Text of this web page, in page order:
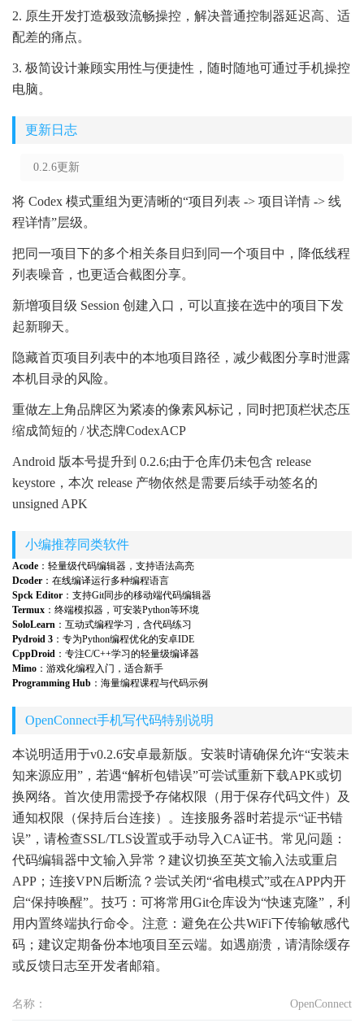
2. 原生开发打造极致流畅操控，解决普通控制器延迟高、适
配差的痛点。
3. 极简设计兼顾实用性与便捷性，随时随地可通过手机操控
电脑。
更新日志
0.2.6更新
将 Codex 模式重组为更清晰的“项目列表 -> 项目详情 -> 线
程详情”层级。
把同一项目下的多个相关条目归到同一个项目中，降低线程
列表噪音，也更适合截图分享。
新增项目级 Session 创建入口，可以直接在选中的项目下发
起新聊天。
隐藏首页项目列表中的本地项目路径，减少截图分享时泄露
本机目录的风险。
重做左上角品牌区为紧凑的像素风标记，同时把顶栏状态压
缩成简短的 / 状态牌CodexACP
Android 版本号提升到 0.2.6;由于仓库仍未包含 release
keystore，本次 release 产物依然是需要后续手动签名的
unsigned APK
小编推荐同类软件
Acode ：轻量级代码编辑器，支持语法高亮
Dcoder ：在线编译运行多种编程语言
Spck Editor ：支持Git同步的移动端代码编辑器
Termux ：终端模拟器，可安装Python等环境
SoloLearn ：互动式编程学习，含代码练习
Pydroid 3 ：专为Python编程优化的安卓IDE
CppDroid ：专注C/C++学习的轻量级编译器
Mimo ：游戏化编程入门，适合新手
Programming Hub ：海量编程课程与代码示例
OpenConnect手机写代码特别说明
本说明适用于v0.2.6安卓最新版。安装时请确保允许“安装未
知来源应用”，若遇“解析包错误”可尝试重新下载APK或切
换网络。首次使用需授予存储权限（用于保存代码文件）及
通知权限（保持后台连接）。连接服务器时若提示“证书错
误”，请检查SSL/TLS设置或手动导入CA证书。常见问题：
代码编辑器中文输入异常？建议切换至英文输入法或重启
APP；连接VPN后断流？尝试关闭“省电模式”或在APP内开
启“保持唤醒”。技巧：可将常用Git仓库设为“快速克隆”，利
用内置终端执行命令。注意：避免在公共WiFi下传输敏感代
码；建议定期备份本地项目至云端。如遇崩溃，请清除缓存
或反馈日志至开发者邮箱。
名称： OpenConnect